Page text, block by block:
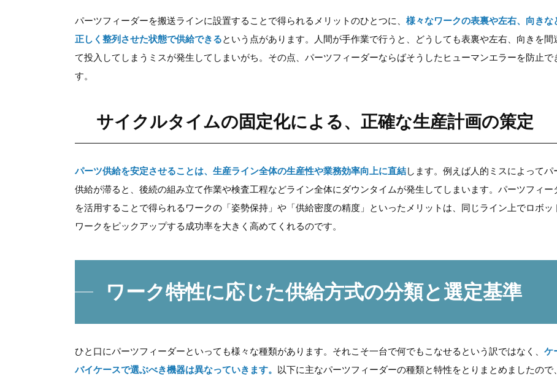
パーツフィーダーを搬送ラインに設置することで得られるメリットのひとつに、 様々なワークの表裏や左右、向きな
正しく整列させた状態で供給できるという点があります。人間が手作業で行うと、どうしても表裏や左右、向きを間
て投入してしまうミスが発生してしまいがち。その点、パーツフィーダーならばそうしたヒューマンエラーを防止で
す。
サイクルタイムの固定化による、正確な生産計画の策定
パーツ供給を安定させることは、生産ライン全体の生産性や業務効率向上に直結します。例えば人的ミスによってパ
供給が滞ると、後続の組み立て作業や検査工程などライン全体にダウンタイムが発生してしまいます。パーツフィー
を活用することで得られるワークの「姿勢保持」や「供給密度の精度」といったメリットは、同じライン上でロボッ
ワークをピックアップする成功率を大きく高めてくれるのです。
ワーク特性に応じた供給方式の分類と選定基準
ひと口にパーツフィーダーといっても様々な種類があります。それこそ一台で何でもこなせるという訳ではなく、 ケ
バイケースで選ぶべき機器は異なっていきます。
以下に主なパーツフィーダーの種類と特性をとりまとめましたので